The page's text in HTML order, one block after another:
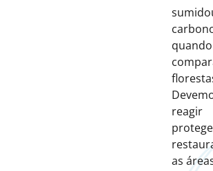
quando
reagir
as